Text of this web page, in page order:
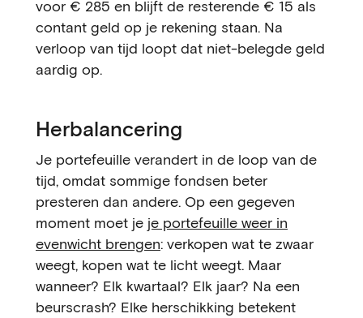
voor € 285 en blijft de resterende € 15 als
contant geld op je rekening staan. Na
verloop van tijd loopt dat niet-belegde geld
aardig op.
Herbalancering
Je portefeuille verandert in de loop van de
tijd, omdat sommige fondsen beter
presteren dan andere. Op een gegeven
moment moet je je portefeuille weer in
evenwicht brengen: verkopen wat te zwaar
weegt, kopen wat te licht weegt. Maar
wanneer? Elk kwartaal? Elk jaar? Na een
beurscrash? Elke herschikking betekent